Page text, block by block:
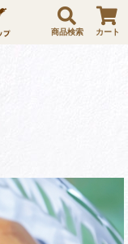
商品検索 カート